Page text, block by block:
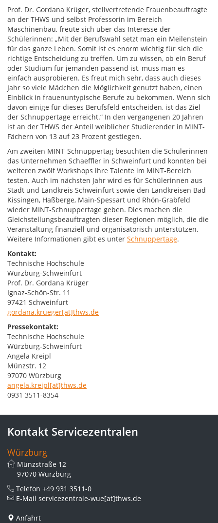
Prof. Dr. Gordana Krüger, stellvertretende Frauenbeauftragte
an der THWS und selbst Professorin im Bereich
Maschinenbau, freute sich über das Interesse der
Schülerinnen: „Mit der Berufswahl setzt man ein Meilenstein
für das ganze Leben. Somit ist es enorm wichtig für sich die
richtige Entscheidung zu treffen. Um zu wissen, ob ein Beruf
oder Studium für jemanden passend ist, muss man es
einfach ausprobieren. Es freut mich sehr, dass auch dieses
Jahr so viele Mädchen die Möglichkeit genutzt haben, einen
Einblick in frauenuntypische Berufe zu bekommen. Wenn sich
davon einige für dieses Berufsfeld entscheiden, ist das Ziel
der Schnuppertage erreicht.“ In den vergangenen 20 Jahren
ist an der THWS der Anteil weiblicher Studierender in MINT-
Fächern von 13 auf 23 Prozent gestiegen.
Am zweiten MINT-Schnuppertag besuchten die Schülerinnen
das Unternehmen Schaeffler in Schweinfurt und konnten bei
weiteren zwölf Workshops ihre Talente im MINT-Bereich
testen. Auch im nächsten Jahr wird es für Schülerinnen aus
Stadt und Landkreis Schweinfurt sowie den Landkreisen Bad
Kissingen, Haßberge, Main-Spessart und Rhön-Grabfeld
wieder MINT-Schnuppertage geben. Dies machen die
Gleichstellungsbeauftragten dieser Regionen möglich, die die
Veranstaltung finanziell und organisatorisch unterstützen.
Weitere Informationen gibt es unter Schnuppertage.
Kontakt:
Technische Hochschule
Würzburg-Schweinfurt
Prof. Dr. Gordana Krüger
Ignaz-Schön-Str. 11
97421 Schweinfurt
gordana.krueger[at]thws.de
Pressekontakt:
Technische Hochschule
Würzburg-Schweinfurt
Angela Kreipl
Münzstr. 12
97070 Würzburg
angela.kreipl[at]thws.de
0931 3511-8354
Kontakt Servicezentralen
Würzburg
Münzstraße 12
97070 Würzburg
Telefon +49 931 3511-0
E-Mail servicezentrale-wue[at]thws.de
Anfahrt